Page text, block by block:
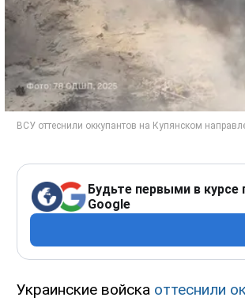
Будьте первыми в курсе
Google
Украинские войска оттеснили